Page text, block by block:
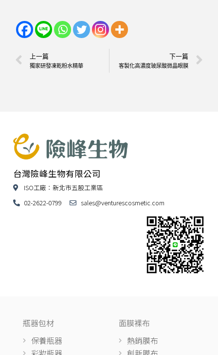
上一篇
獨家研發凍乾粉水精華
下一篇
客製化高濃度玻尿酸微晶眼膜
台灣險峰生物有限公司
ISO工廠：新北市五股工業區
02-2622-0799
sales@venturescosmetic.com
瓶器包材
保養瓶器
面膜裸布
熱銷膜布